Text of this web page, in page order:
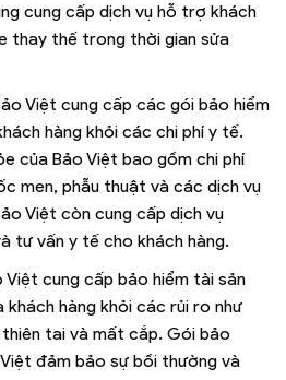
cung cấp dịch vụ hỗ trợ khách
thay thế trong thời gian sửa
Việt cung cấp các gói bảo hiểm
hàng khỏi các chi phí y tế.
của Bảo Việt bao gồm chi phí
men, phẫu thuật và các dịch vụ
Việt còn cung cấp dịch vụ
tư vấn y tế cho khách hàng.
Việt cung cấp bảo hiểm tài sản
hàng khỏi các rủi ro như
tai và mất cắp. Gói bảo
đảm bảo sự bồi thường và